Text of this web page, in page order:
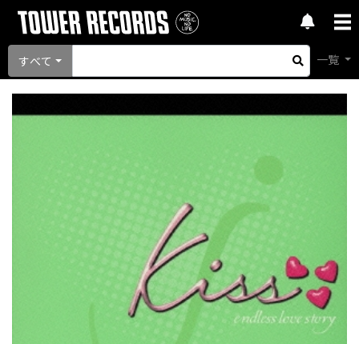
すべて 一覧